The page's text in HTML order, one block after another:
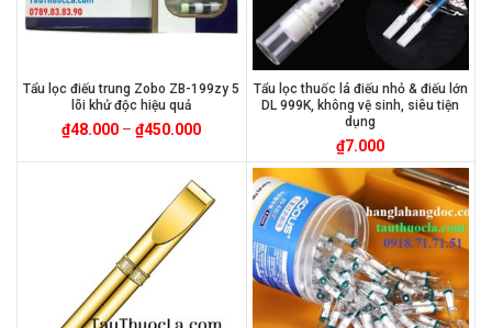
Tẩu lọc điếu trung Zobo ZB-199zy 5
lõi khử độc hiệu quả
₫48.000 –₫450.000
Tẩu lọc thuốc lá điếu nhỏ & điếu lớn
DL 999K, không vệ sinh, siêu tiện
dụng
₫7.000